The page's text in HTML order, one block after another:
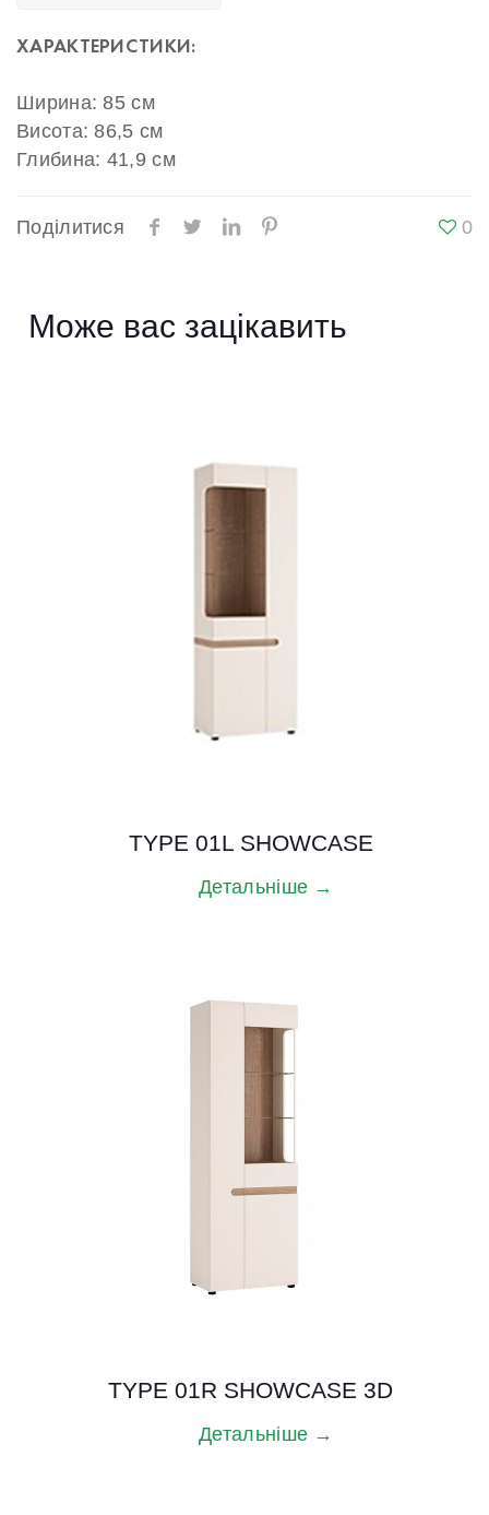
ХАРАКТЕРИСТИКИ:
Ширина: 85 см
Висота: 86,5 см
Глибина: 41,9 см
Поділитися 0
Може вас зацікавить
TYPE 01L SHOWCASE
Детальніше →
TYPE 01R SHOWCASE 3D
Детальніше →